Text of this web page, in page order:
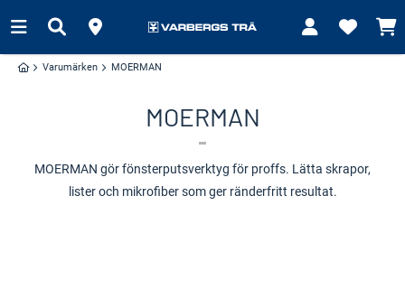
Varumärken MOERMAN
MOERMAN
MOERMAN gör fönsterputsverktyg för proffs. Lätta skrapor,
lister och mikrofiber som ger ränderfritt resultat.